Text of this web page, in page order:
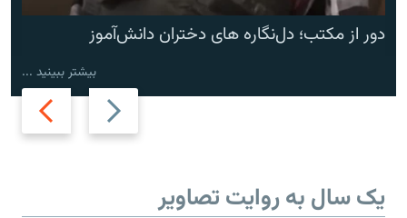
Previous
slide
Next
slide
دور از مکتب؛ دل‌نگاره های دختران دانش‌آموز
بیشتر ببینید ...
یک سال به روایت تصاویر